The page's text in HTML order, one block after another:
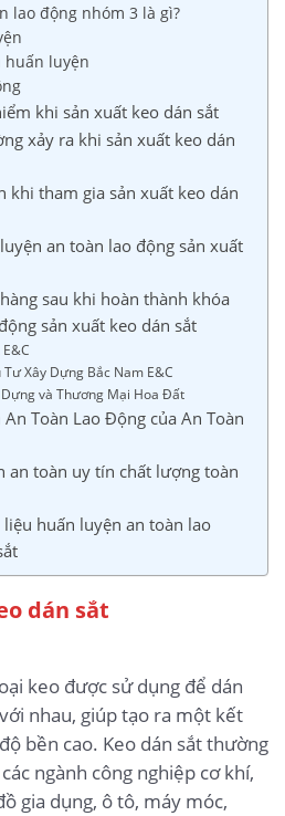
lao động nhóm 3 là gì?
huấn luyện
khi sản xuất keo dán sắt
xảy ra khi sản xuất keo dán
khi tham gia sản xuất keo dán
an toàn lao động sản xuất
sau khi hoàn thành khóa
sản xuất keo dán sắt
Xây Dựng Bắc Nam E&C
Dựng và Thương Mại Hoa Đất
Toàn Lao Động của An Toàn
an toàn uy tín chất lượng toàn
huấn luyện an toàn lao
dán sắt
keo được sử dụng để dán
nhau, giúp tạo ra một kết
bền cao. Keo dán sắt thường
ngành công nghiệp cơ khí,
gia dụng, ô tô, máy móc,